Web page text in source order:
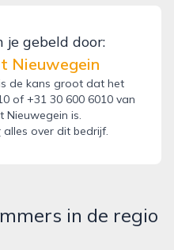
je gebeld door:
Nieuwegein
de kans groot dat het
of +31 30 600 6010 van
Nieuwegein is.
alles over dit bedrijf.
in de regio